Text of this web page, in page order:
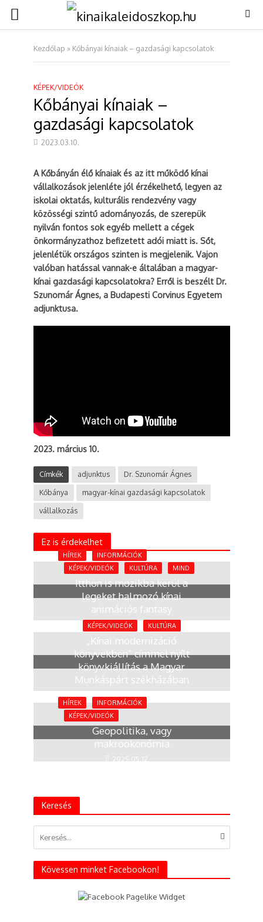
Kezdőlap » Kőbányai kínaiak – gazdasági kapcsolatok
KÉPEK/VIDEÓK
Kőbányai kínaiak –
gazdasági kapcsolatok
2023.03.10.
A Kőbányán élő kínaiak és az itt működő kínai
vállalkozások jelenléte jól érzékelhető, legyen az
iskolai oktatás, kulturális rendezvény vagy
közösségi szintű adományozás, de szerepük
nyilván fontos sok egyéb mellett a cégek
önkormányzathoz befizetett adói miatt is. Sőt,
jelenlétük országos szinten is megjelenik. Vajon
valóban hatással vannak-e általában a magyar-
kínai gazdasági kapcsolatokra? Erről is beszélt Dr.
Szunomár Ágnes, a Budapesti Corvinus Egyetem
adjunktusa.
2023. március 10.
Címkék adjunktus
Dr. Szunomár Ágnes
Kőbánya
magyar-kínai gazdasági kapcsolatok
vállalkozás
Ez is érdekelhet
HÍREK
INFORMÁCIÓK
KÉPEK/VIDEÓK
KULTÚRA MIND
Itthon is mozikba kerül a
legeket halmozó kínai
animációs fantasy
10 hónap
KÉPEK/VIDEÓK KULTÚRA
„Kínai modernizáció
könyvekben” címmel nyílt
könyvkiállítás a Magyar
Munkáspárt székházában
2025.07.08.
HÍREK
INFORMÁCIÓK
KÉPEK/VIDEÓK
Geopolitika, vagy
makroökonómia
2025.05.12.
Keresés
Kövessen minket Facebookon!